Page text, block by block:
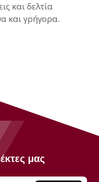
και δελτία
και γρήγορα.
μας